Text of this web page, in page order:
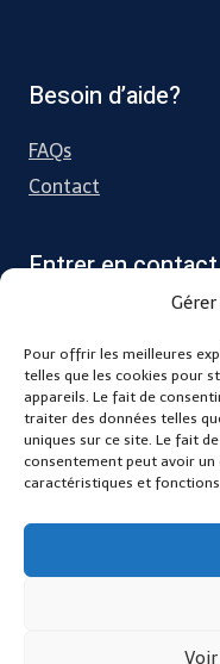
Pour offrir les meilleures
telles que les cookies pour
appareils. Le fait de
traiter des données telles
uniques sur ce site. Le fait
consentement peut avoir
caractéristiques et
Besoin d’aide?
FAQs
Contact
Entrer en contact
31 grande rue,
contact@kifbody.fr
© 2026 KIFBODY les